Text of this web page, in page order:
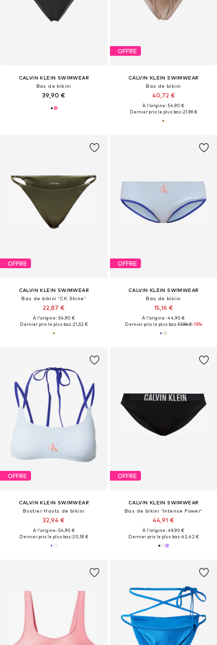
CALVIN KLEIN SWIMWEAR
Bas de bikini
39,90 €
OFFRE
CALVIN KLEIN SWIMWEAR
Bas de bikini
40,72 €
À l'origine : 54,90 €
Dernier prix le plus bas :21,96 €
OFFRE
CALVIN KLEIN SWIMWEAR
Bas de bikini 'CK Shine'
22,87 €
À l'origine : 54,90 €
Dernier prix le plus bas :21,52 €
OFFRE
CALVIN KLEIN SWIMWEAR
Bas de bikini
15,16 €
À l'origine : 44,90 €
Dernier prix le plus bas :17,96 €-15%
OFFRE
CALVIN KLEIN SWIMWEAR
Bustier Hauts de bikini
32,94 €
À l'origine : 54,90 €
Dernier prix le plus bas :20,18 €
OFFRE
CALVIN KLEIN SWIMWEAR
Bas de bikini 'Intense Power'
44,91 €
À l'origine : 49,90 €
Dernier prix le plus bas :42,42 €